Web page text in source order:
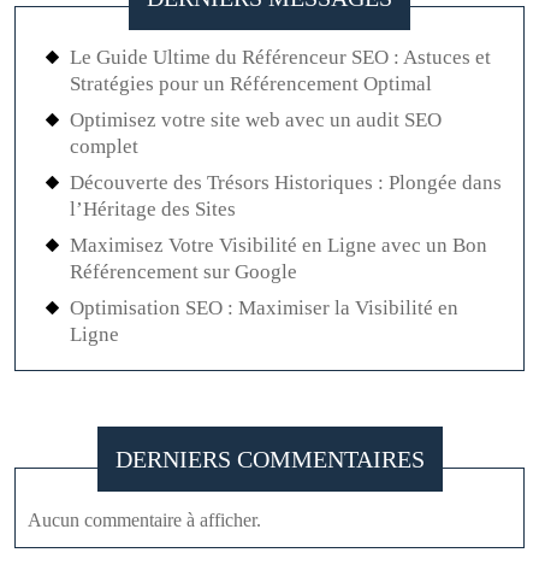
Le Guide Ultime du Référenceur SEO : Astuces et
Stratégies pour un Référencement Optimal
Optimisez votre site web avec un audit SEO
complet
Découverte des Trésors Historiques : Plongée dans
l’Héritage des Sites
Maximisez Votre Visibilité en Ligne avec un Bon
Référencement sur Google
Optimisation SEO : Maximiser la Visibilité en
Ligne
DERNIERS COMMENTAIRES
Aucun commentaire à afficher.